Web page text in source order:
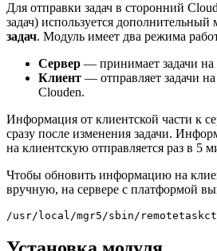
Для отправки задач в сторонний
задач) используется дополнительный
задач. Модуль имеет два режима
Сервер — принимает задачи на
Клиент — отправляет задачи
Clouden.
Информация от клиентской части к
сразу после изменения задачи.
на клиентскую отправляется раз в 5
Чтобы обновить информацию на
вручную, на сервере с платформой
/usr/local/mgr5/sbin/remotetaskctl